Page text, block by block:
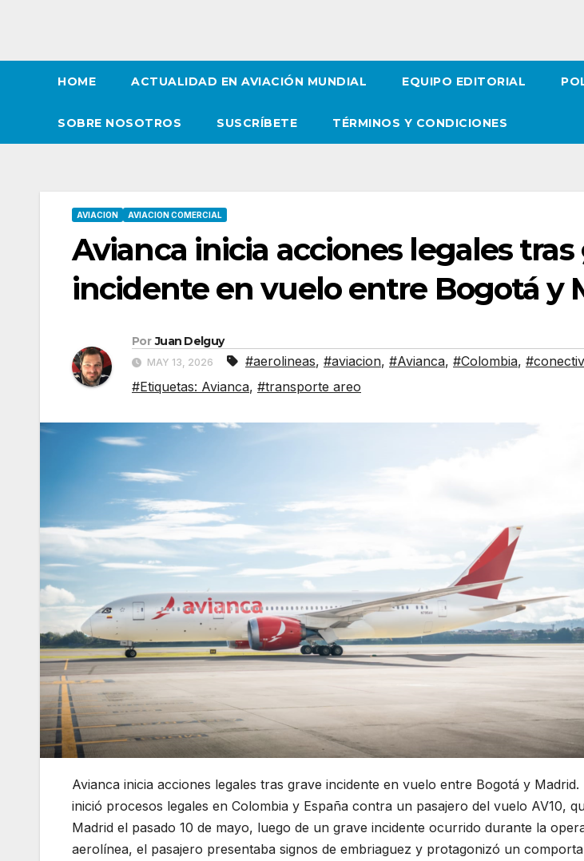
HOME ACTUALIDAD EN AVIACIÓN MUNDIAL EQUIPO EDITORIAL
SOBRE NOSOTROS SUSCRÍBETE TÉRMINOS Y CONDICIONES
AVIACION AVIACION COMERCIAL
Avianca inicia acciones legales tras
incidente en vuelo entre Bogotá y
Por Juan Delguy
MAY 13, 2026 #aerolineas, #aviacion, #Avianca, #Colombia,
#Etiquetas: Avianca, #transporte areo
Avianca inicia acciones legales tras grave incidente en vuelo entre Bogotá y Madrid.
inició procesos legales en Colombia y España contra un pasajero del vuelo AV10,
Madrid el pasado 10 de mayo, luego de un grave incidente ocurrido durante la
aerolínea, el pasajero presentaba signos de embriaguez y protagonizó un